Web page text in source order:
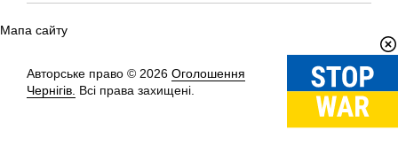
Мапа сайту
Авторське право © 2026 Оголошення
Чернігів. Всі права захищені.
Вгору↑